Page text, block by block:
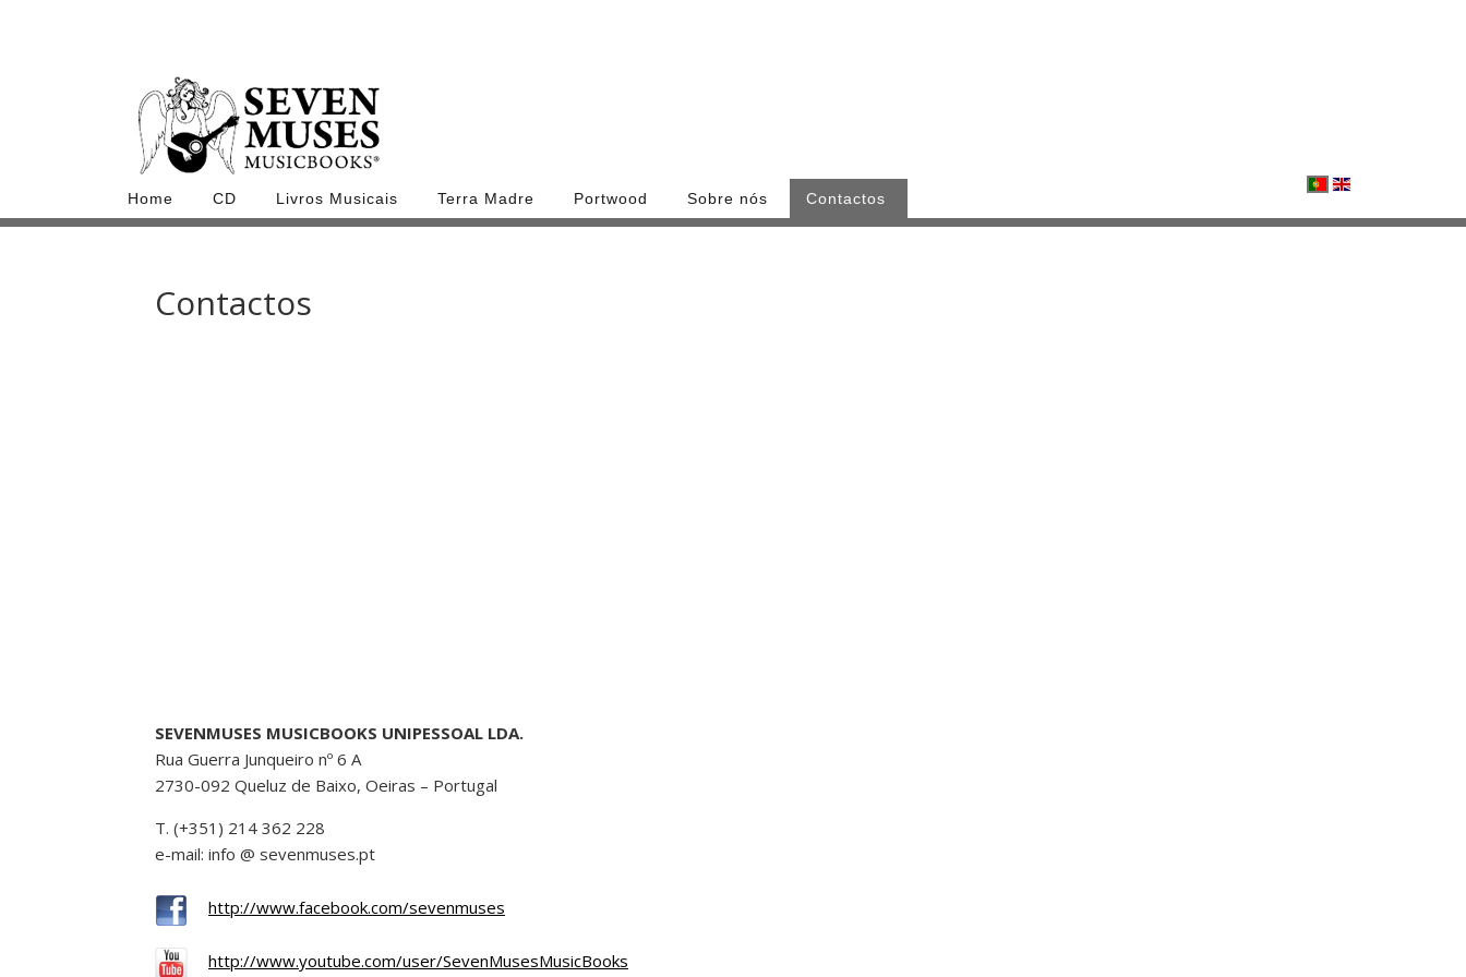
Home CD Livros Musicais Terra Madre Portwood Sobre nós Contactos
Contactos
SEVENMUSES MUSICBOOKS UNIPESSOAL LDA.
Rua Guerra Junqueiro nº 6 A
2730-092 Queluz de Baixo, Oeiras – Portugal
T. (+351) 214 362 228
e-mail: info @ sevenmuses.pt
http://www.facebook.com/sevenmuses
http://www.youtube.com/user/SevenMusesMusicBooks